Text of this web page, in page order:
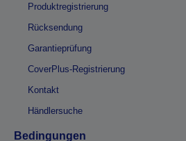
Produktregistrierung
Rücksendung
Garantieprüfung
CoverPlus-Registrierung
Kontakt
Händlersuche
Bedingungen